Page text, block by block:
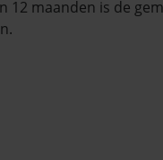
12 maanden is de